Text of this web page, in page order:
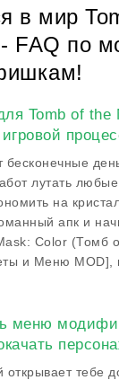
в мир
FAQ по
Tomb of the
бесконечные
лутать
на
апк и
Color (Томб
и Меню MOD],
меню
тебе